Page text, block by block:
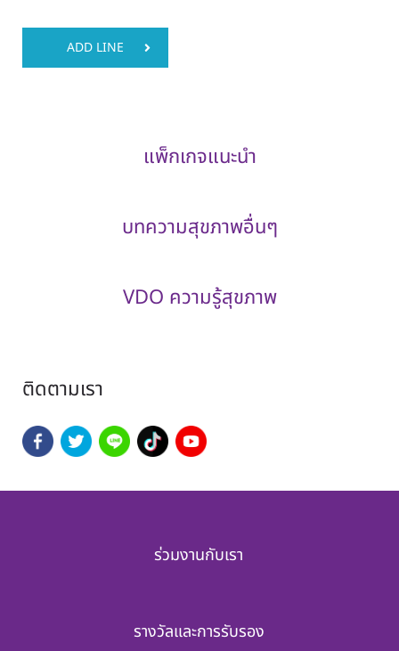
ADD LINE
แพ็กเกจแนะนำ
บทความสุขภาพอื่นๆ
VDO ความรู้สุขภาพ
ติดตามเรา
ร่วมงานกับเรา
รางวัลและการรับรอง